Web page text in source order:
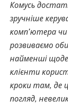
Комусь
зручніше
комп’ютера
розвиваємо
найменші
клієнти
кроки там, де
погляд,